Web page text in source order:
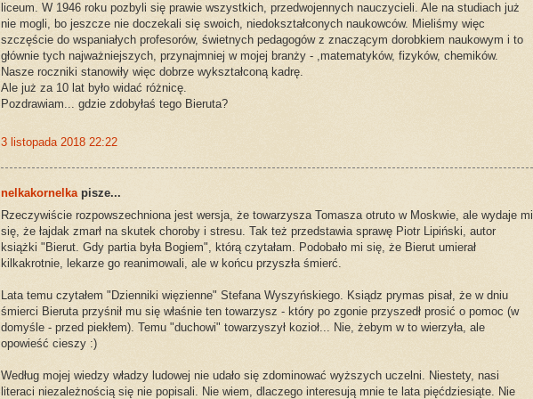
liceum. W 1946 roku pozbyli się prawie wszystkich, przedwojennych nauczycieli. Ale na studiach już
nie mogli, bo jeszcze nie doczekali się swoich, niedokształconych naukowców. Mieliśmy więc
szczęście do wspaniałych profesorów, świetnych pedagogów z znaczącym dorobkiem naukowym i to
głównie tych najważniejszych, przynajmniej w mojej branży - ,matematyków, fizyków, chemików.
Nasze roczniki stanowiły więc dobrze wykształconą kadrę.
Ale już za 10 lat było widać różnicę.
Pozdrawiam... gdzie zdobyłaś tego Bieruta?
3 listopada 2018 22:22
nelkakornelkapisze...
Rzeczywiście rozpowszechniona jest wersja, że towarzysza Tomasza otruto w Moskwie, ale wydaje mi
się, że łajdak zmarł na skutek choroby i stresu. Tak też przedstawia sprawę Piotr Lipiński, autor
książki "Bierut. Gdy partia była Bogiem", którą czytałam. Podobało mi się, że Bierut umierał
kilkakrotnie, lekarze go reanimowali, ale w końcu przyszła śmierć.
Lata temu czytałem "Dzienniki więzienne" Stefana Wyszyńskiego. Ksiądz prymas pisał, że w dniu
śmierci Bieruta przyśnił mu się właśnie ten towarzysz - który po zgonie przyszedł prosić o pomoc (w
domyśle - przed piekłem). Temu "duchowi" towarzyszył kozioł... Nie, żebym w to wierzyła, ale
opowieść cieszy :)
Według mojej wiedzy władzy ludowej nie udało się zdominować wyższych uczelni. Niestety, nasi
literaci niezależnością się nie popisali. Nie wiem, dlaczego interesują mnie te lata pięćdziesiąte. Nie